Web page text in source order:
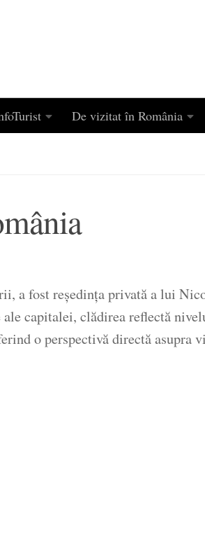
De vizitat în România
a fost reședința privată a lui
capitalei, clădirea reflectă
o perspectivă directă asupra